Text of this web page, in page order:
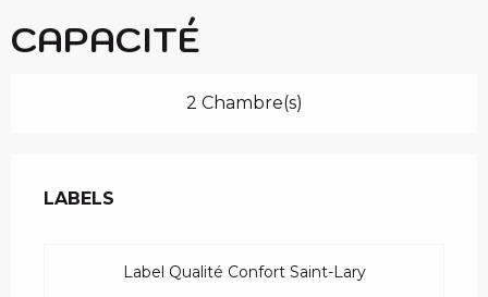
l
CAPACITÉ
2 Chambre(s)
LABELS
LABELS
Label Qualité Confort Saint-Lary